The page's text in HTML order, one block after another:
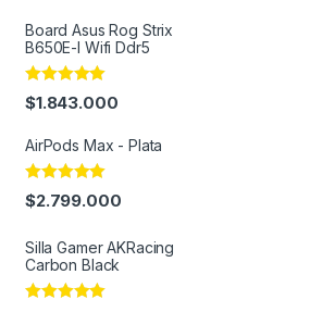
Board Asus Rog Strix
B650E-I Wifi Ddr5
Rated4.82
out of 5
$1.843.000
AirPods Max - Plata
Rated5.00
out of 5
$2.799.000
Silla Gamer AKRacing
Carbon Black